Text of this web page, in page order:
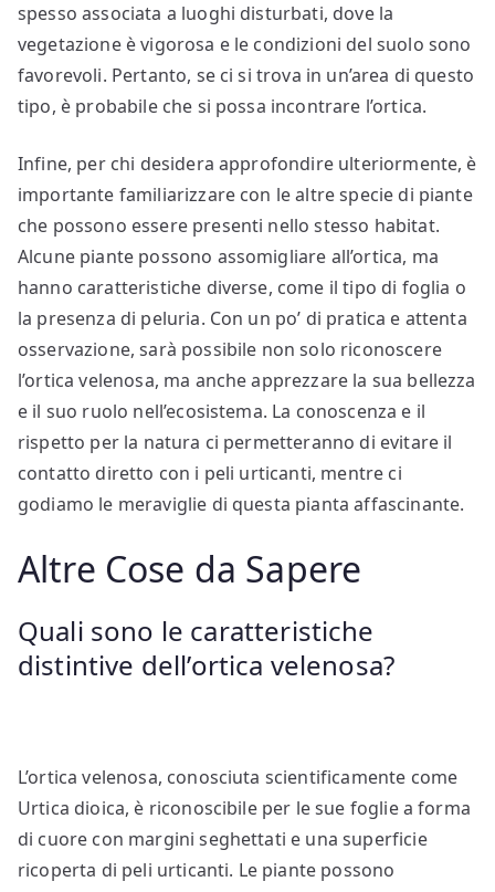
spesso associata a luoghi disturbati, dove la
vegetazione è vigorosa e le condizioni del suolo sono
favorevoli. Pertanto, se ci si trova in un’area di questo
tipo, è probabile che si possa incontrare l’ortica.
Infine, per chi desidera approfondire ulteriormente, è
importante familiarizzare con le altre specie di piante
che possono essere presenti nello stesso habitat.
Alcune piante possono assomigliare all’ortica, ma
hanno caratteristiche diverse, come il tipo di foglia o
la presenza di peluria. Con un po’ di pratica e attenta
osservazione, sarà possibile non solo riconoscere
l’ortica velenosa, ma anche apprezzare la sua bellezza
e il suo ruolo nell’ecosistema. La conoscenza e il
rispetto per la natura ci permetteranno di evitare il
contatto diretto con i peli urticanti, mentre ci
godiamo le meraviglie di questa pianta affascinante.
Altre Cose da Sapere
Quali sono le caratteristiche
distintive dell’ortica velenosa?
L’ortica velenosa, conosciuta scientificamente come
Urtica dioica, è riconoscibile per le sue foglie a forma
di cuore con margini seghettati e una superficie
ricoperta di peli urticanti. Le piante possono